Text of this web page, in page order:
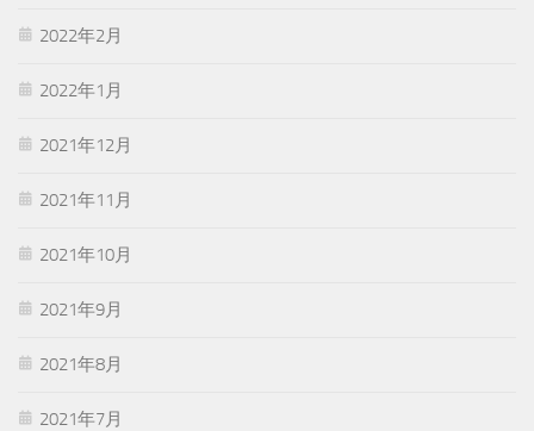
2022年2月
2022年1月
2021年12月
2021年11月
2021年10月
2021年9月
2021年8月
2021年7月